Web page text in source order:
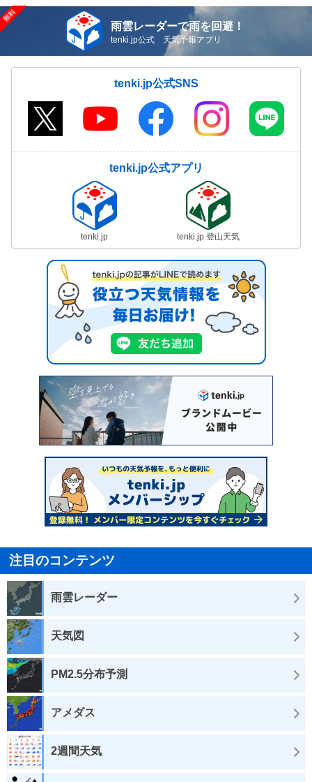
雨雲レーダーで雨を回避！
tenki.jp公式 天気予報アプリ
tenki.jp公式SNS
tenki.jp公式アプリ
tenki.jp tenki.jp 登山天気
注目のコンテンツ
雨雲レーダー
天気図
PM2.5分布予測
アメダス
2週間天気